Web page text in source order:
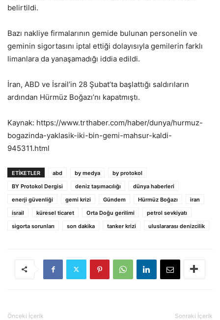
belirtildi.
Bazı nakliye firmalarının gemide bulunan personelin ve
geminin sigortasını iptal ettiği dolayısıyla gemilerin farklı
limanlara da yanaşamadığı iddia edildi.
İran, ABD ve İsrail’in 28 Şubat’ta başlattığı saldırıların
ardından Hürmüz Boğazı’nı kapatmıştı.
Kaynak: https://www.trthaber.com/haber/dunya/hurmuz-
bogazinda-yaklasik-iki-bin-gemi-mahsur-kaldi-
945311.html
ETIKETLER abd by medya
by protokol
BY Protokol Dergisi
deniz taşımacılığı
dünya haberleri
enerji güvenliği
gemi krizi Gündem Hürmüz Boğazı
iran
israil
küresel ticaret Orta Doğu gerilimi
petrol sevkiyatı
sigorta sorunları
son dakika tanker krizi uluslararası denizcilik
Önceki İçerik Sonraki İçerik